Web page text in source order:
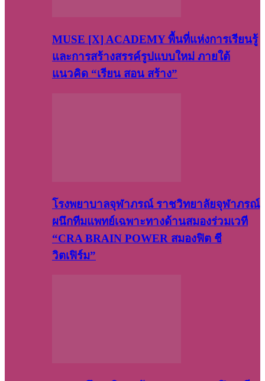
MUSE [X] ACADEMY พื้นที่แห่งการเรียนรู้
และการสร้างสรรค์รูปแบบใหม่ ภายใต้
แนวคิด “เรียน สอน สร้าง”
โรงพยาบาลจุฬาภรณ์ ราชวิทยาลัยจุฬาภรณ์
ผนึกทีมแพทย์เฉพาะทางด้านสมองร่วมเวที
“CRA BRAIN POWER สมองฟิต ชี
วิตเฟิร์ม”